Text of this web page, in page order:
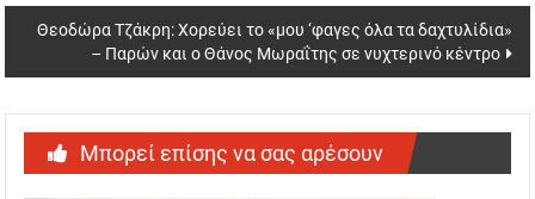
Θεοδώρα Τζάκρη: Χορεύει το «μου ‘φαγες όλα τα δαχτυλίδια»
– Παρών και ο Θάνος Μωραΐτης σε νυχτερινό κέντρο
Μπορεί επίσης να σας αρέσουν